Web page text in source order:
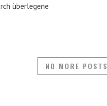
überlegene
NO MORE POSTS